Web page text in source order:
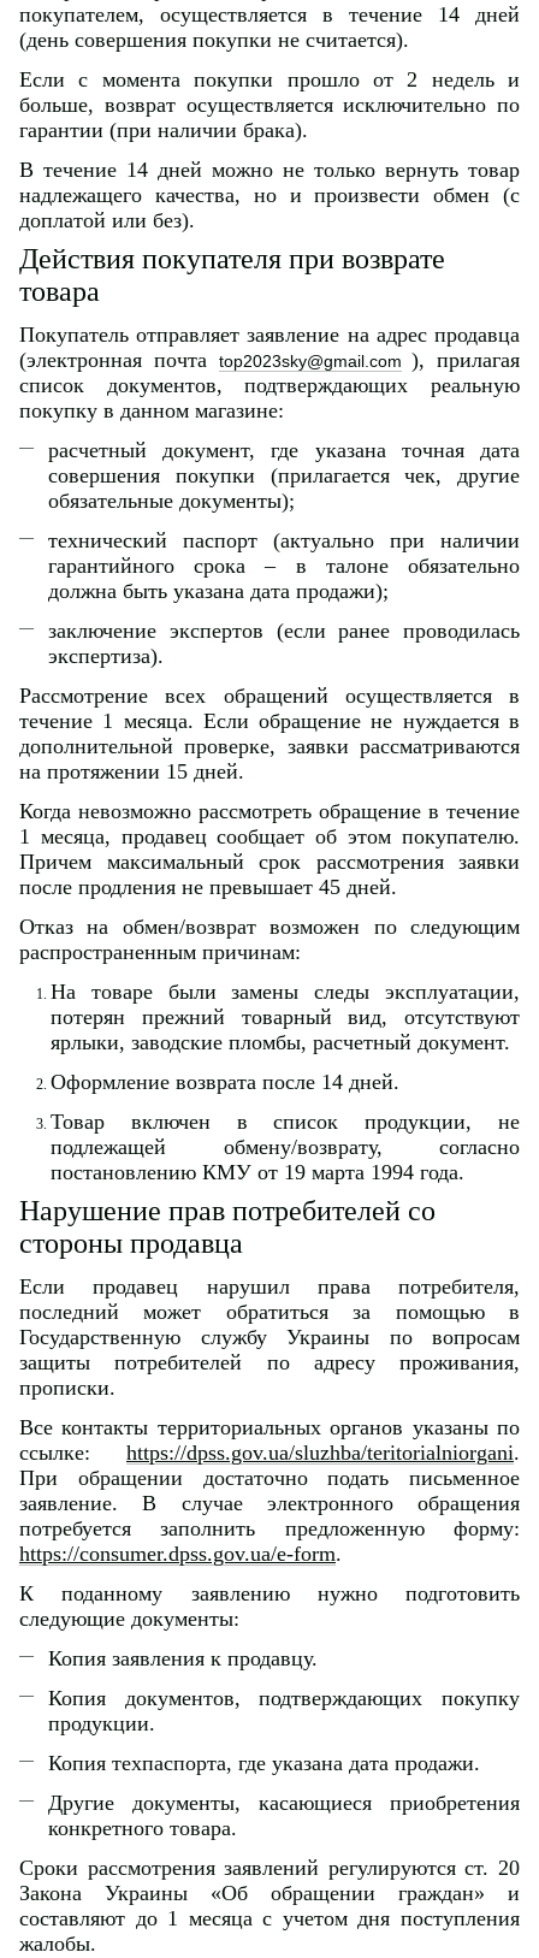
покупателем, осуществляется в течение 14 дней
(день совершения покупки не считается).
Если с момента покупки прошло от 2 недель и
больше, возврат осуществляется исключительно по
гарантии (при наличии брака).
В течение 14 дней можно не только вернуть товар
надлежащего качества, но и произвести обмен (с
доплатой или без).
Действия покупателя при возврате
товара
Покупатель отправляет заявление на адрес продавца
(электронная почта
top2023sky@gmail.com ), прилагая
список документов, подтверждающих реальную
покупку в данном магазине:
расчетный документ, где указана точная дата
совершения покупки (прилагается чек, другие
обязательные документы);
технический паспорт (актуально при наличии
гарантийного срока – в талоне обязательно
должна быть указана дата продажи);
заключение экспертов (если ранее проводилась
экспертиза).
Рассмотрение всех обращений осуществляется в
течение 1 месяца. Если обращение не нуждается в
дополнительной проверке, заявки рассматриваются
на протяжении 15 дней.
Когда невозможно рассмотреть обращение в течение
1 месяца, продавец сообщает об этом покупателю.
Причем максимальный срок рассмотрения заявки
после продления не превышает 45 дней.
Отказ на обмен/возврат возможен по следующим
распространенным причинам:
На товаре были замены следы эксплуатации,
потерян прежний товарный вид, отсутствуют
ярлыки, заводские пломбы, расчетный документ.
Оформление возврата после 14 дней.
Товар включен в список продукции, не
подлежащей обмену/возврату, согласно
постановлению КМУ от 19 марта 1994 года.
Нарушение прав потребителей со
стороны продавца
Если продавец нарушил права потребителя,
последний может обратиться за помощью в
Государственную службу Украины по вопросам
защиты потребителей по адресу проживания,
прописки.
Все контакты территориальных органов указаны по
ссылке: https://dpss.gov.ua/sluzhba/teritorialniorgani.
При обращении достаточно подать письменное
заявление. В случае электронного обращения
потребуется заполнить предложенную форму:
https://consumer.dpss.gov.ua/e-form.
К поданному заявлению нужно подготовить
следующие документы:
Копия заявления к продавцу.
Копия документов, подтверждающих покупку
продукции.
Копия техпаспорта, где указана дата продажи.
Другие документы, касающиеся приобретения
конкретного товара.
Сроки рассмотрения заявлений регулируются ст. 20
Закона Украины «Об обращении граждан» и
составляют до 1 месяца с учетом дня поступления
жалобы.